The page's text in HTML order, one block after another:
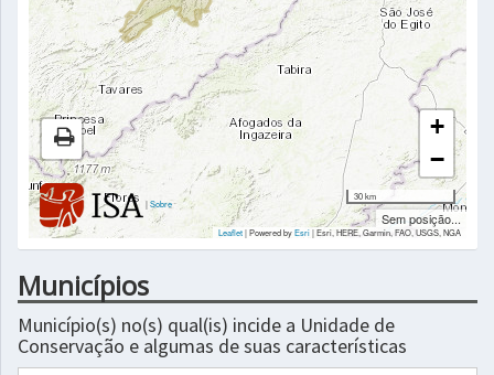
|Sobre
+
−
30 km
Sem posição...
Leaflet| Powered byEsri|Esri, HERE, Garmin, FAO, USGS, NGA
Municípios
Município(s) no(s) qual(is) incide a Unidade de
Conservação e algumas de suas características